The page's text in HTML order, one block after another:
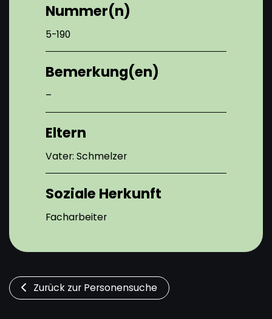
Nummer(n)
5-190
Bemerkung(en)
–
Eltern
Vater: Schmelzer
Soziale Herkunft
Facharbeiter
Zurück zur Personensuche